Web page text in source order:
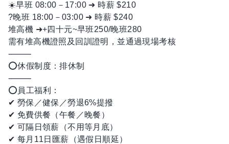
☀️早班 08:00－17:00 ➜ 時薪 $210
?晚班 18:00－03:00 ➜ 時薪 $240
堆高機 ➜+四十元~早班250/晚班280
需有堆高機證照及回訓證明，並通過現場考核
⸻
⭕休假制度：排休制
⸻
⭕員工福利：
✔ 勞保／健保／勞退6%提撥
✔ 免費供餐（午餐／晚餐）
✔ 可隔日領薪（不用等月底）
✔ 每月11日匯薪（遇假日順延）